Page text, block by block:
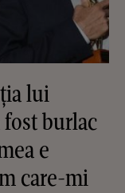
lui
fost burlac
e
care-mi